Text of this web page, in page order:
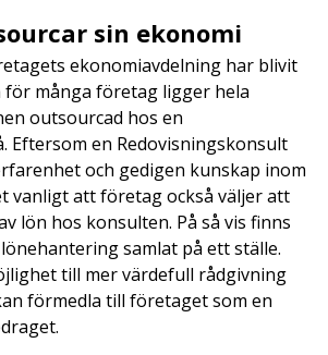
sin ekonomi
ekonomiavdelning har blivit
för många företag ligger hela
outsourcad hos en
Eftersom en Redovisningskonsult
och gedigen kunskap inom
vanligt att företag också väljer att
lön hos konsulten. På så vis finns
samlat på ett ställe.
till mer värdefull rådgivning
förmedla till företaget som en